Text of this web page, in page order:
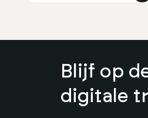
Blijf op
digitale